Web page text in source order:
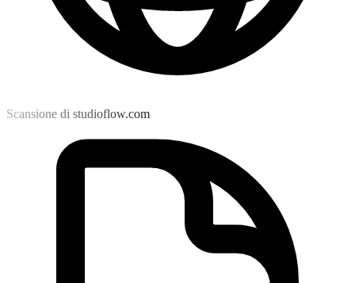
Scansione di studioflow.com